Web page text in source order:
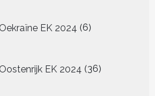
Oekraïne EK 2024 6
producten
Oostenrijk EK 2024 36
producten